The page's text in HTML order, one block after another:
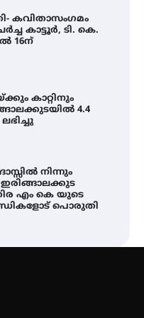
കവിതാസംഗമം
കാട്ടൂർ, ടി. കെ.
16ന്
കാറ്റിനും
4.4
ലഭിച്ചു
നിന്നും
ഇരിങ്ങാലക്കുട
എം കെ യുടെ
പൊരുതി